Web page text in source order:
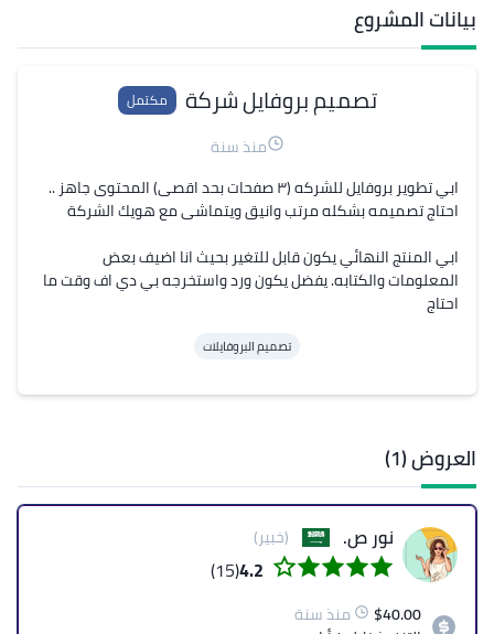
بيانات المشروع
تصميم بروفايل شركة مكتمل
منذ سنة
احتاج
تصميم البروفايلات
العروض (1)
نور ص. (خبير)
4.2
(15)
$40.00
منذ سنة